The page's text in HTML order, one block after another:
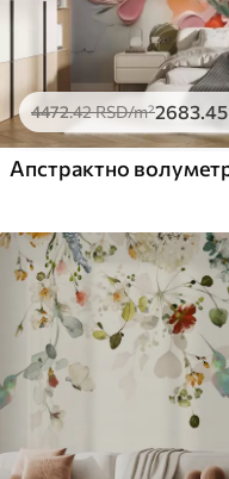
4472.42RSD/m²2683.45